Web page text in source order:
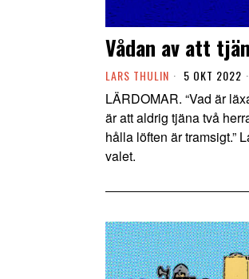
Vådan av att
LARS THULIN 5 OKT 2022
LÄRDOMAR. “Vad är
är att aldrig tjäna två
hålla löften är tramsigt.”
valet.